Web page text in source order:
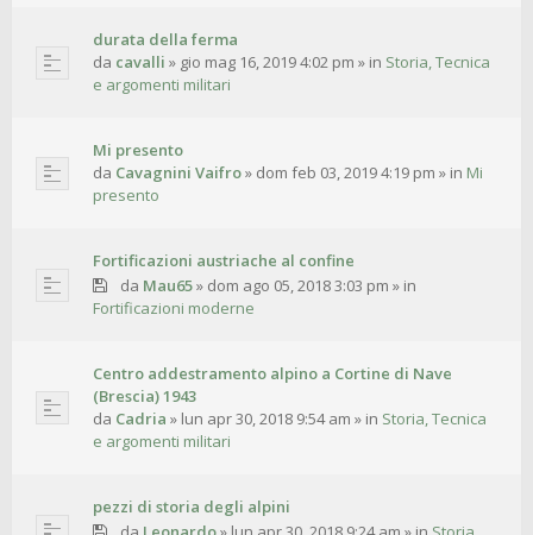
durata della ferma
da cavalli » gio mag 16, 2019 4:02 pm » in Storia, Tecnica
e argomenti militari
Mi presento
da Cavagnini Vaifro» dom feb 03, 2019 4:19 pm » in Mi
presento
Fortificazioni austriache al confine
da Mau65» dom ago 05, 2018 3:03 pm » in
Fortificazioni moderne
Centro addestramento alpino a Cortine di Nave
(Brescia) 1943
da Cadria » lun apr 30, 2018 9:54 am » in Storia, Tecnica
e argomenti militari
pezzi di storia degli alpini